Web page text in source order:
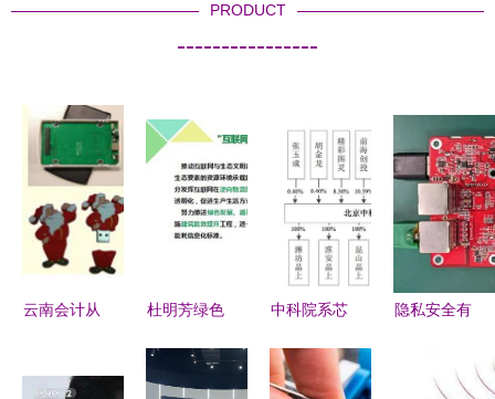
PRODUCT
----------------
云南会计从
专题 初级
杜明芳绿色
中科院系芯
科创板 自
隐私安全有
大推出基于